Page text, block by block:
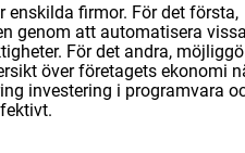
firmor. För det första,
genom att automatisera
För det andra,
över företagets ekonomi
investering i programvara